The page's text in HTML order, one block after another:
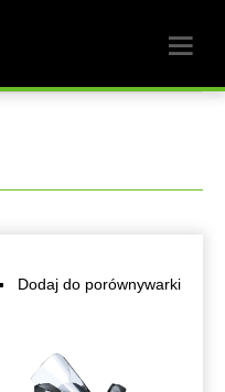
Dodaj do porównywarki